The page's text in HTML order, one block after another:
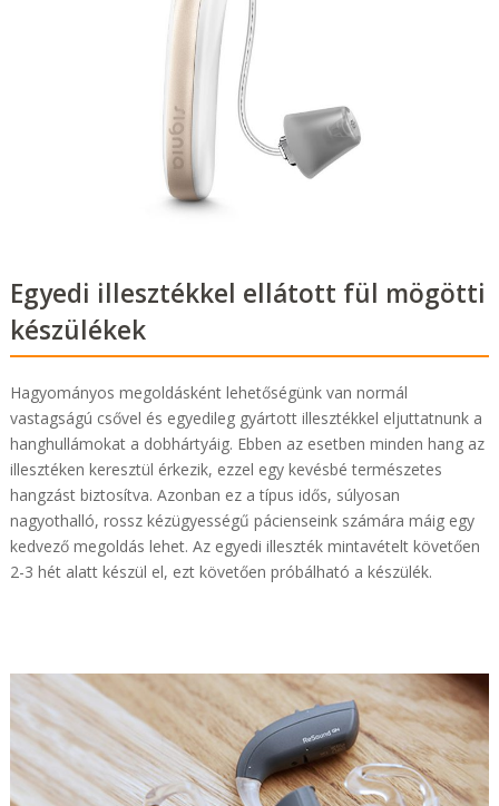
Egyedi illesztékkel ellátott fül mögötti
készülékek
Hagyományos megoldásként lehetőségünk van normál
vastagságú csővel és egyedileg gyártott illesztékkel eljuttatnunk a
hanghullámokat a dobhártyáig. Ebben az esetben minden hang az
illesztéken keresztül érkezik, ezzel egy kevésbé természetes
hangzást biztosítva. Azonban ez a típus idős, súlyosan
nagyothalló, rossz kézügyességű pácienseink számára máig egy
kedvező megoldás lehet. Az egyedi illeszték mintavételt követően
2-3 hét alatt készül el, ezt követően próbálható a készülék.